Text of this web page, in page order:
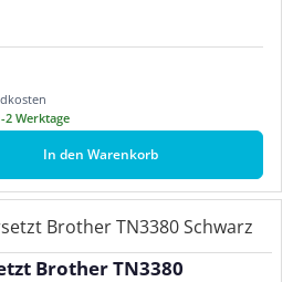
Werktage
In den Warenkorb
Brother TN3380